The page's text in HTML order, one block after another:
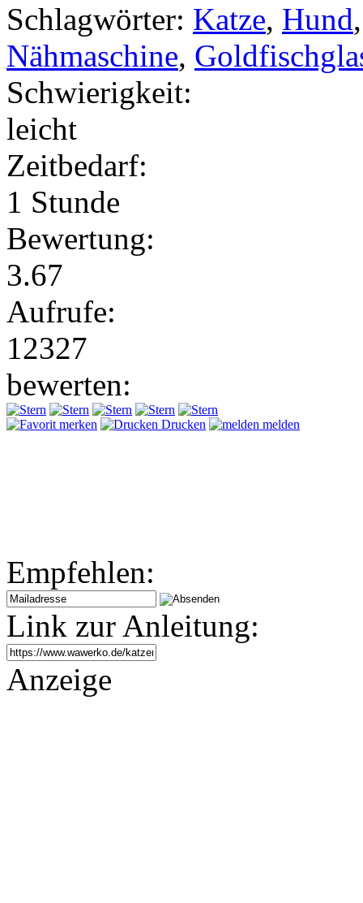
Schlagwörter: Katze, Hund
Nähmaschine,
Schwierigkeit:
leicht
Zeitbedarf:
1 Stunde
Bewertung:
3.67
Aufrufe:
12327
bewerten:
merken Drucken melden
Empfehlen:
Link zur Anleitung:
Anzeige